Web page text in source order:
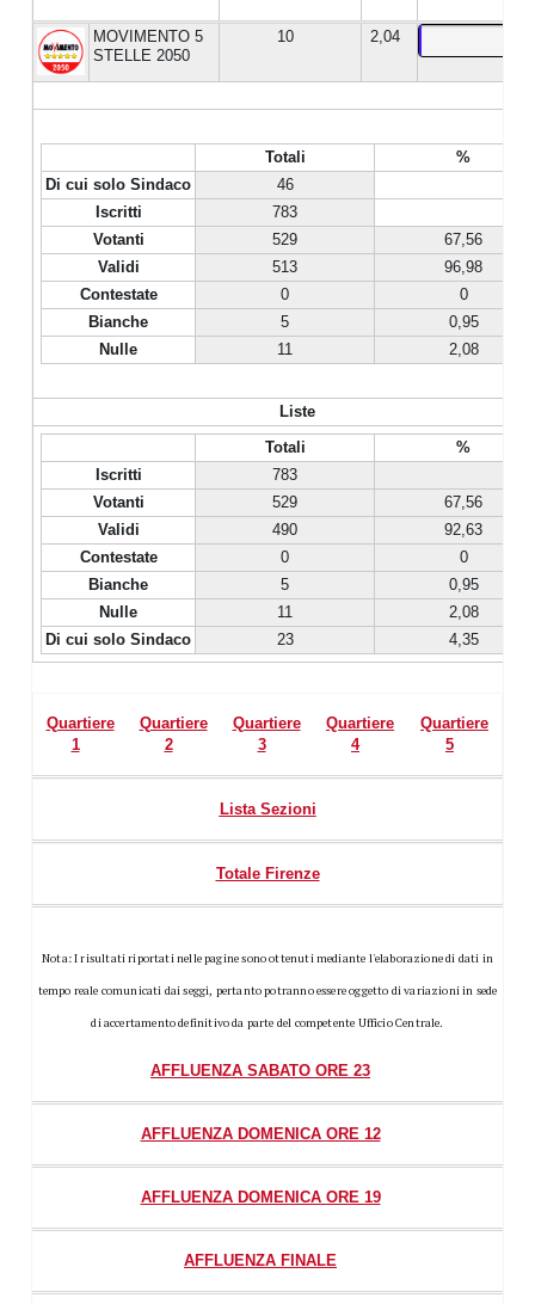
MOVIMENTO 5
STELLE 2050
10 2,04
Totali
%
Di cui solo Sindaco
46
Iscritti
783
Votanti
529
67,56
Validi
513
96,98
Contestate
0
0
Bianche
5
0,95
Nulle
11 2,08
Liste
Totali
%
Iscritti
783
Votanti
529
67,56
Validi
490
92,63
Contestate
0
0
Bianche
5
0,95
Nulle
11
2,08
Di cui solo Sindaco
23 4,35
Quartiere
1
Quartiere
2
Quartiere
3
Quartiere
4
Quartiere
5
Lista Sezioni
Totale Firenze
Nota: I risultati riportati nelle pagine sono ottenuti mediante l'elaborazione di dati in
tempo reale comunicati dai seggi, pertanto potranno essere oggetto di variazioni in sede
di accertamento definitivo da parte del competente Ufficio Centrale.
AFFLUENZA SABATO ORE 23
AFFLUENZA DOMENICA ORE 12
AFFLUENZA DOMENICA ORE 19
AFFLUENZA FINALE